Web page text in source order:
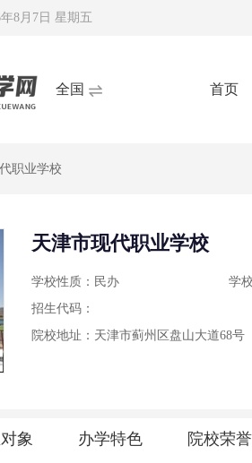
8月7日 星期五
全国 首页
职业学校
天津市现代职业学校
学校性质：民办
学
招生代码：
院校地址：天津市蓟州区盘山大道68号
象 办学特色 院校荣誉